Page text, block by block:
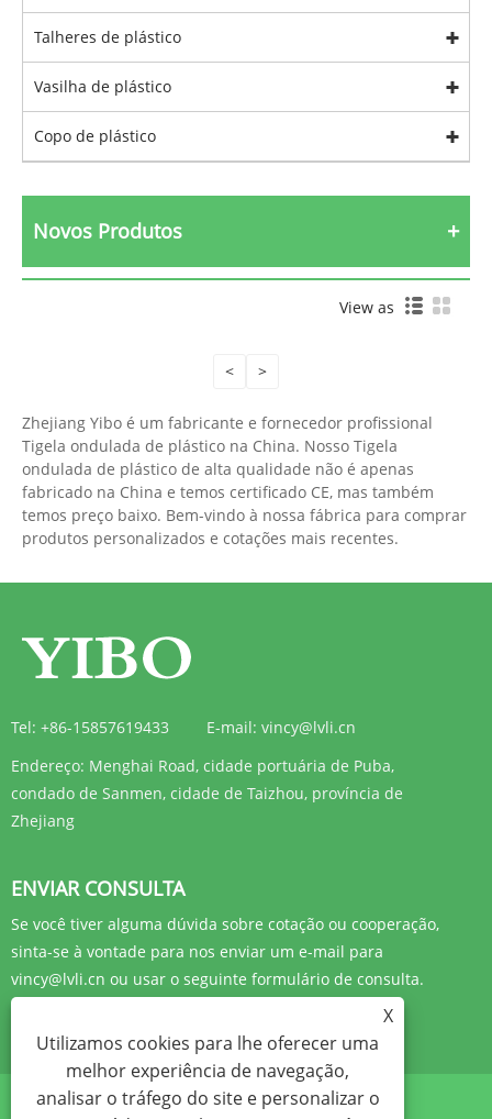
Talheres de plástico
Vasilha de plástico
Copo de plástico
Novos Produtos
View as
< >
Zhejiang Yibo é um fabricante e fornecedor profissional
Tigela ondulada de plástico na China. Nosso Tigela
ondulada de plástico de alta qualidade não é apenas
fabricado na China e temos certificado CE, mas também
temos preço baixo. Bem-vindo à nossa fábrica para comprar
produtos personalizados e cotações mais recentes.
Tel: +86-15857619433 E-mail: vincy@lvli.cn
Endereço: Menghai Road, cidade portuária de Puba,
condado de Sanmen, cidade de Taizhou, província de
Zhejiang
ENVIAR CONSULTA
Se você tiver alguma dúvida sobre cotação ou cooperação,
sinta-se à vontade para nos enviar um e-mail para
vincy@lvli.cn ou usar o seguinte formulário de consulta.
X
Utilizamos cookies para lhe oferecer uma
melhor experiência de navegação,
analisar o tráfego do site e personalizar o